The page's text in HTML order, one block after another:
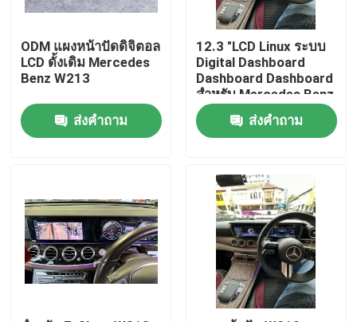
ทัวร์โรงงาน
ควบคุมคุณภาพ
ติดต่อเรา
ทุกกรณี
Blog
ODM แผงหน้าปัดดิจิตอล
LCD ดั้งเดิม Mercedes
Benz W213
ส่งคำถาม
12.3 "LCD Linux ระบบ
Digital Dashboard
Dashboard Dashboard
สำหรับ Mercedes Benz
E GLE Class W213
2015 2018ส่งคำถาม